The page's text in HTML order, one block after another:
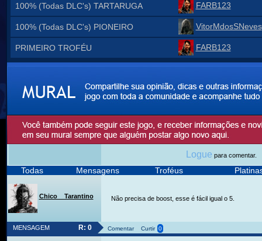
100% (Todas DLC's) TARTARUGA FARB123
100% (Todas DLC's) PIONEIRO VitorMdosSNeves
PRIMEIRO TROFÉU FARB123
Logue para comentar.
Todas Mensagens Troféus
Chico__Tarantino Não precisa de boost, esse é fácil igual o 5.
MENSAGEM R: 0 Comentar Curtir 0